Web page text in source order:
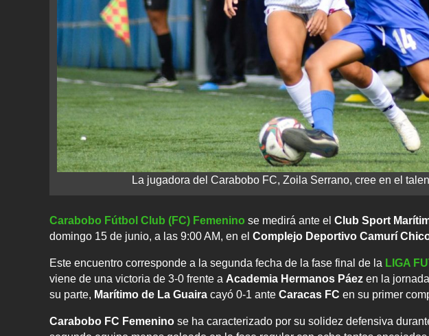
La jugadora del Carabobo FC, Zoila Serrano, cree en el
Carabobo Fútbol Club (FC) Femenino se medirá ante el Club Sport
domingo 15 de junio, a las 9:00 AM, en el Complejo Deportivo Camurí
Este encuentro corresponde a la segunda fecha de la fase final de la LIGA
viene de una victoria de 3-0 frente a Academia Hermanos Páez en la
su parte, Marítimo de La Guaira cayó 0-1 ante Caracas FC en su primer
Carabobo FC Femenino se ha caracterizado por su solidez defensiva